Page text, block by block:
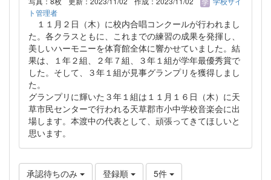
ト管理者
１１月２日（木）に校内合唱コンクールが行われまし
た。各クラスともに、これまでの練習の成果を発揮し、
美しいハーモニーを体育館全体に響かせていました。結
果は、１年２組、２年７組、３年１組が学年最優秀賞で
した。そして、３年１組が見事グランプリを獲得しまし
た。
グランプリに輝いた３年１組は１１月１６日（木）に天
草市民センターで行われる天草郡市小中学校音楽会に出
場します。本渡中の代表として、頑張ってきてほしいと
思います。
承認待ちのみ 登録順 5件